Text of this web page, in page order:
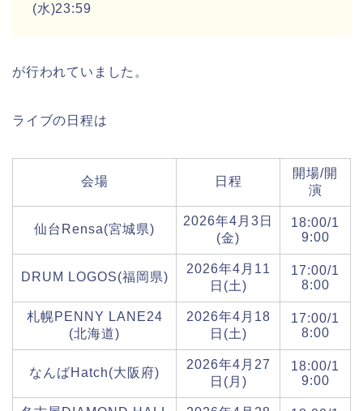
(水)23:59
が行われていました。
ライブの日程は
会場 日程
開場/開
演
仙台Rensa(宮城県)
2026年4月3日
(金)
18:00/1
9:00
DRUM LOGOS(福岡県)
2026年4月11
日(土)
17:00/1
8:00
札幌PENNY LANE24
(北海道)
2026年4月18
日(土)
17:00/1
8:00
なんばHatch(大阪府)
2026年4月27
日(月)
18:00/1
9:00